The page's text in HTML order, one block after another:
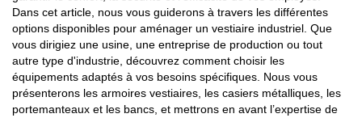
Dans cet article, nous vous guiderons à travers les différentes
options disponibles pour aménager un vestiaire industriel. Que
vous dirigiez une usine, une entreprise de production ou tout
autre type d'industrie, découvrez comment choisir les
équipements adaptés à vos besoins spécifiques. Nous vous
présenterons les armoires vestiaires, les casiers métalliques, les
portemanteaux et les bancs, et mettrons en avant l’expertise de